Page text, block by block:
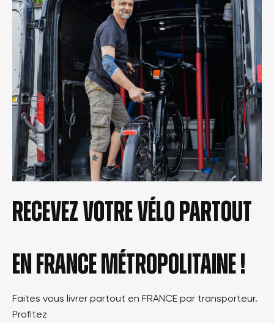
Recevez votre vélo partout
en france métropolitaine !
Faites vous livrer partout en FRANCE par transporteur.
Profitez